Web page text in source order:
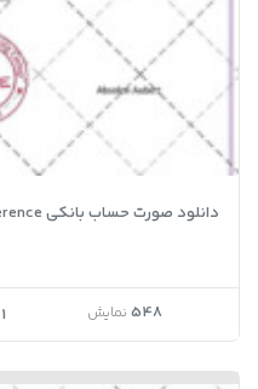
دانلود صورت حساب بانکی Groupe BPCE reference فرانسه
548 نمایش 1